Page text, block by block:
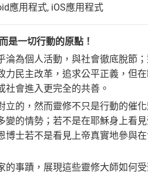
應用程式, iOS應用程式
是一切行動的原點！
淪為個人活動，與社會徹底脫節
力民主改革，追求公平正義，但
社會進入更完全的共善。
立的，然而靈修不只是行動的催
變的情勢；若不是在耶穌身上看
博士若不是看見上帝真實地參與
的事蹟，展現這些靈修大師如何